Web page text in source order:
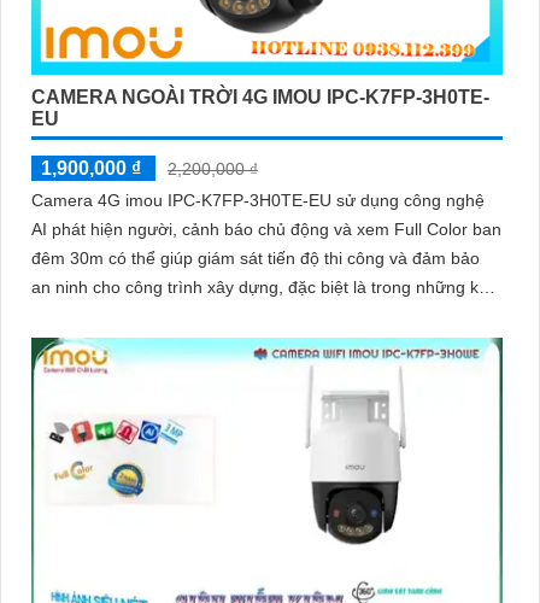
CAMERA NGOÀI TRỜI 4G IMOU IPC-K7FP-3H0TE-
EU
1,900,000 ₫
2,200,000 ₫
Camera 4G imou IPC-K7FP-3H0TE-EU sử dụng công nghệ
AI phát hiện người, cảnh báo chủ động và xem Full Color ban
đêm 30m có thể giúp giám sát tiến độ thi công và đảm bảo
an ninh cho công trình xây dựng, đặc biệt là trong những khu
ổn định. Camera IPC-K7FP-3H0TE-EU sử dụng công nghệ
nhận diện người và động vật, kết hợp Wifi không dây